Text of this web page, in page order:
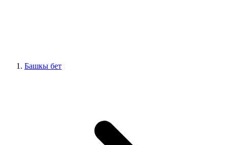
Башкы бет